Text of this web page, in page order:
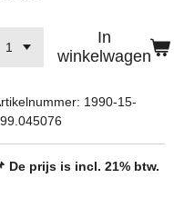
In
winkelwagen
1990-15-
De prijs is incl. 21% btw.